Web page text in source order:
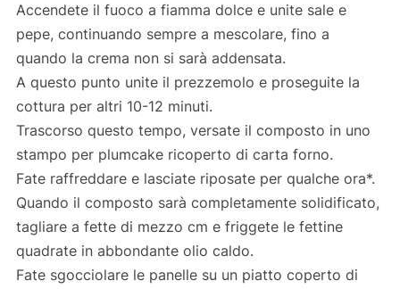
Accendete il fuoco a fiamma dolce e unite sale e
pepe, continuando sempre a mescolare, fino a
quando la crema non si sarà addensata.
A questo punto unite il prezzemolo e proseguite la
cottura per altri 10-12 minuti.
Trascorso questo tempo, versate il composto in uno
stampo per plumcake ricoperto di carta forno.
Fate raffreddare e lasciate riposate per qualche ora*.
Quando il composto sarà completamente solidificato,
tagliare a fette di mezzo cm e friggete le fettine
quadrate in abbondante olio caldo.
Fate sgocciolare le panelle su un piatto coperto di